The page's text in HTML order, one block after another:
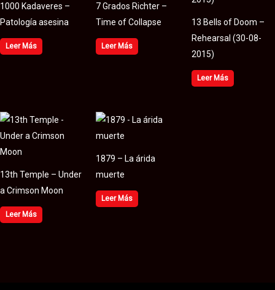
1000 Kadaveres –
Patología asesina
Leer Más
7 Grados Richter –
Time of Collapse
Leer Más
13 Bells of Doom –
Rehearsal (30​-​08​-​
2015)
Leer Más
13th Temple – Under
a Crimson Moon
Leer Más
1879 – La árida
muerte
Leer Más